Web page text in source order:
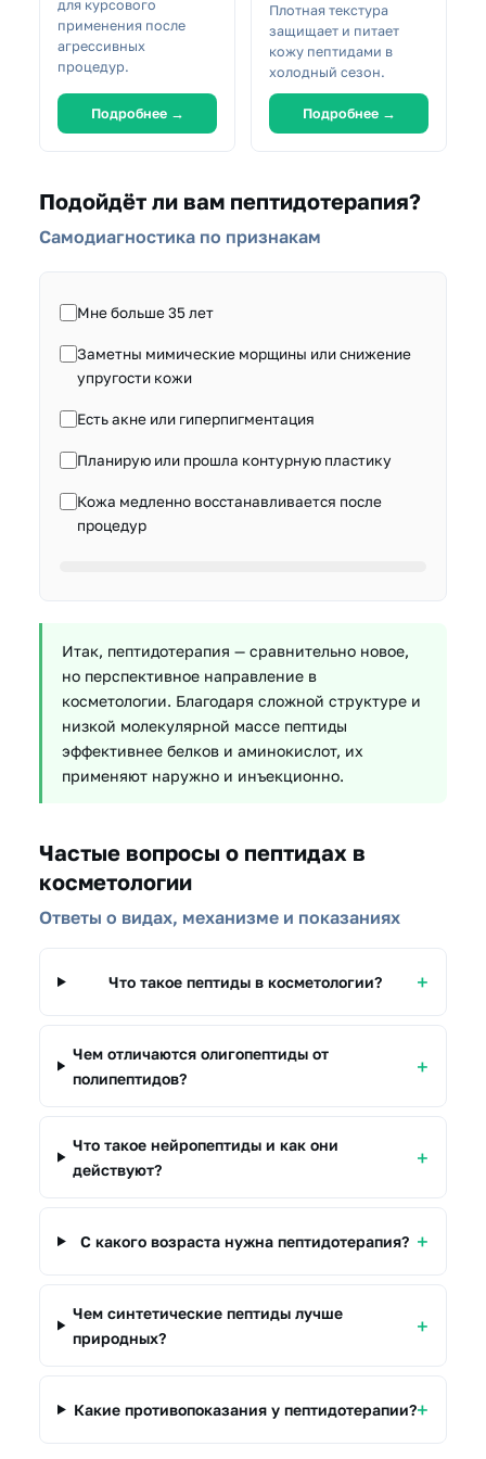
для курсового
применения после
агрессивных
процедур.
Подробнее →
Плотная текстура
защищает и питает
кожу пептидами в
холодный сезон.
Подробнее →
Подойдёт ли вам пептидотерапия?
Самодиагностика по признакам
Мне больше 35 лет
Заметны мимические морщины или снижение
упругости кожи
Есть акне или гиперпигментация
Планирую или прошла контурную пластику
Кожа медленно восстанавливается после
процедур
Итак, пептидотерапия — сравнительно новое,
но перспективное направление в
косметологии. Благодаря сложной структуре и
низкой молекулярной массе пептиды
эффективнее белков и аминокислот, их
применяют наружно и инъекционно.
Частые вопросы о пептидах в
косметологии
Ответы о видах, механизме и показаниях
Что такое пептиды в косметологии?
Чем отличаются олигопептиды от
полипептидов?
Что такое нейропептиды и как они
действуют?
С какого возраста нужна пептидотерапия?
Чем синтетические пептиды лучше
природных?
Какие противопоказания у пептидотерапии?